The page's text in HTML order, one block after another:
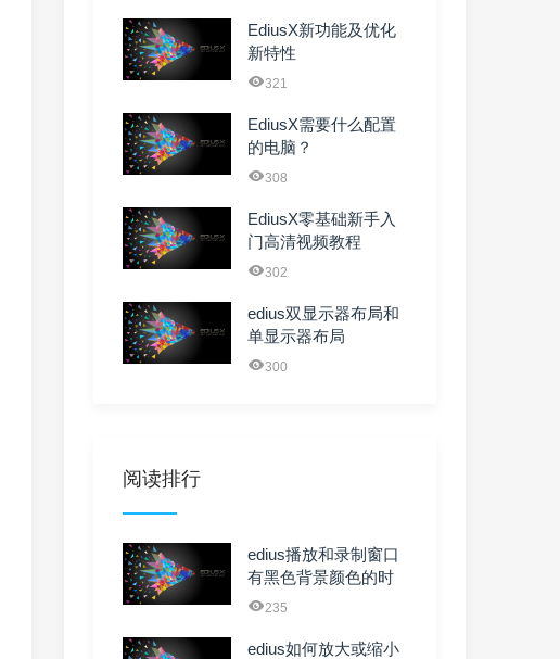
EdiusX新功能及优化
新特性
321
EdiusX需要什么配置
的电脑？
308
EdiusX零基础新手入
门高清视频教程
302
edius双显示器布局和
单显示器布局
300
阅读排行
edius播放和录制窗口
有黑色背景颜色的时
间码如何去掉？
235
edius如何放大或缩小